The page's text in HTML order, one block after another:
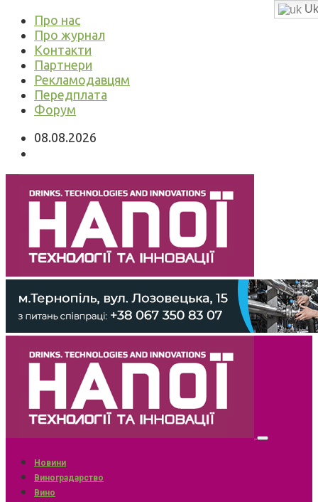
Про нас
Про журнал
Контакти
Партнери
Рекламодавцям
Передплата
Форум
08.08.2026
Новини
Виноградарство
Вино